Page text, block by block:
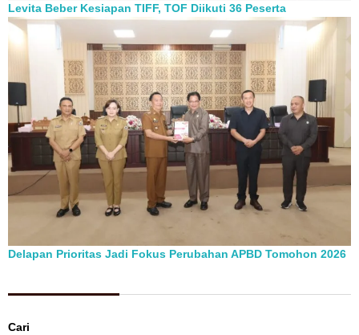
Levita Beber Kesiapan TIFF, TOF Diikuti 36 Peserta
Delapan Prioritas Jadi Fokus Perubahan APBD Tomohon 2026
Cari